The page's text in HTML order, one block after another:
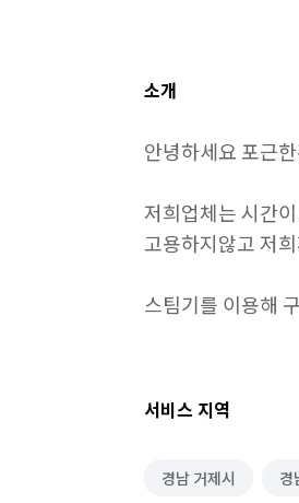
소개
안녕하세요 포근
저희업체는 시간
고용하지않고 저
스팀기를 이용해
서비스 지역
경남 거제시 경